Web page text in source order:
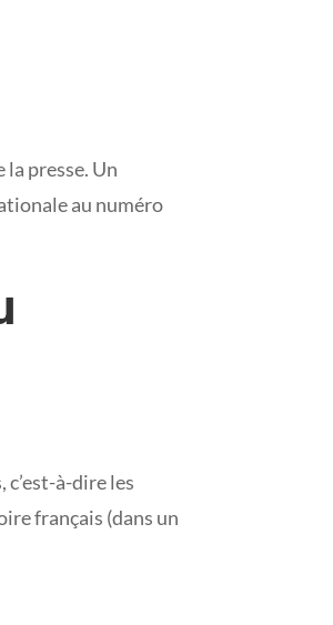
presse. Un
au numéro
à-dire les
français (dans un